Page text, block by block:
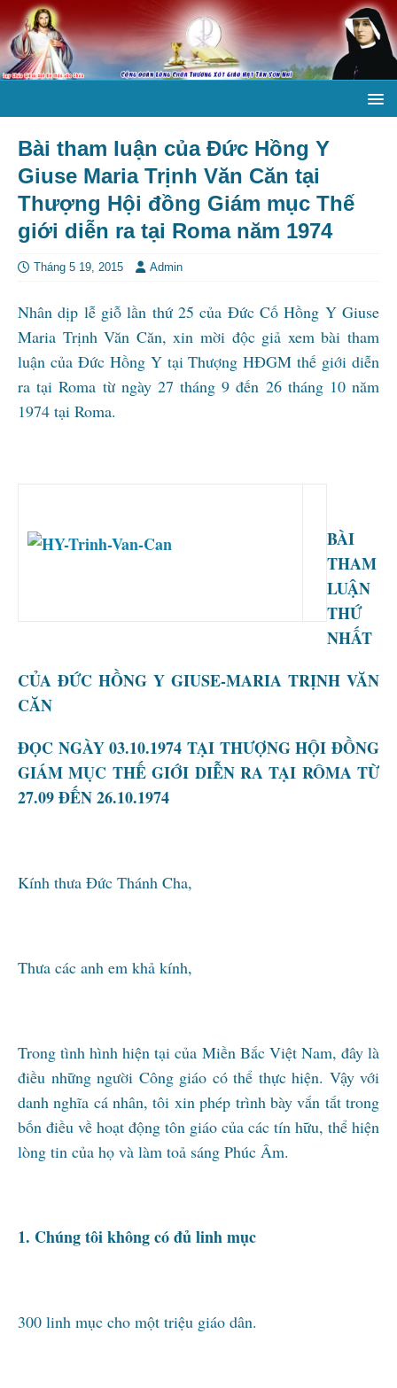
Bài tham luận của Đức Hồng Y
Giuse Maria Trịnh Văn Căn tại
Thượng Hội đồng Giám mục Thế
giới diễn ra tại Roma năm 1974
Tháng 5 19, 2015 Admin
Nhân dịp lễ giỗ lần thứ 25 của Đức Cố Hồng Y Giuse
Maria Trịnh Văn Căn, xin mời độc giả xem bài tham
luận của Đức Hồng Y tại Thượng HĐGM thế giới diễn
ra tại Roma từ ngày 27 tháng 9 đến 26 tháng 10 năm
1974 tại Roma.
BÀI
THAM
LUẬN
THỨ
NHẤT
CỦA ĐỨC HỒNG Y GIUSE-MARIA TRỊNH VĂN
CĂN
ĐỌC NGÀY 03.10.1974 TẠI THƯỢNG HỘI ĐỒNG
GIÁM MỤC THẾ GIỚI DIỄN RA TẠI RÔMA TỪ
27.09 ĐẾN 26.10.1974
Kính thưa Đức Thánh Cha,
Thưa các anh em khả kính,
Trong tình hình hiện tại của Miền Bắc Việt Nam, đây là
điều những người Công giáo có thể thực hiện. Vậy với
danh nghĩa cá nhân, tôi xin phép trình bày vắn tắt trong
bốn điều về hoạt động tôn giáo của các tín hữu, thể hiện
lòng tin của họ và làm toả sáng Phúc Âm.
1. Chúng tôi không có đủ linh mục
300 linh mục cho một triệu giáo dân.